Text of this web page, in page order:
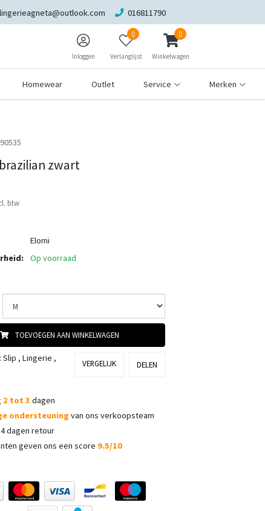
lingerieagneta@outlook.com 016811790
Inloggen
0
Verlanglijst
0
Winkelwagen
Homewear Outlet Service Merken
zwart
btw
Elomi
Op voorraad
TOEVOEGEN AAN WINKELWAGEN
Slip , Lingerie ,
VERGELIJK DELEN
2 tot 3 dagen
ondersteuning van ons verkoopsteam
dagen retour
geven ons een score 9.5/10